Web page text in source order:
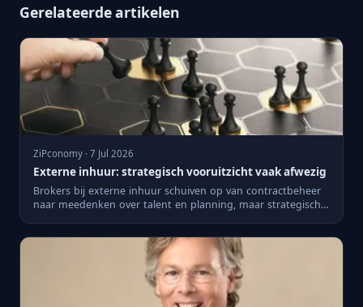
Gerelateerde artikelen
ZiPconomy · 7 Jul 2026
Externe inhuur: strategisch vooruitzicht vaak afwezig
Brokers bij externe inhuur schuiven op van contractbeheer
naar meedenken over talent en planning, maar strategisch